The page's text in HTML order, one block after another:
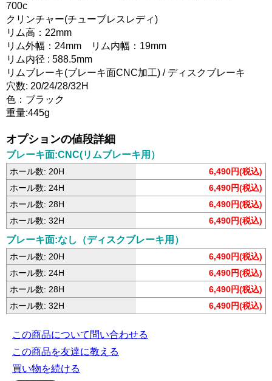
700c
クリンチャー(チューブレスレディ)
リム高：22mm
リム外幅：24mm リム内幅：19mm
リム内径 : 588.5mm
リムブレーキ(ブレーキ面CNC加工) / ディスクブレーキ
穴数: 20/24/28/32H
色：ブラック
重量:445g
オプションの値段詳細
ブレーキ面:CNC(リムブレーキ用）
ホール数: 20H
6,490円(税込)
ホール数: 24H
6,490円(税込)
ホール数: 28H
6,490円(税込)
ホール数: 32H
6,490円(税込)
ブレーキ面:なし（ディスクブレーキ用）
ホール数: 20H
6,490円(税込)
ホール数: 24H
6,490円(税込)
ホール数: 28H
6,490円(税込)
ホール数: 32H
6,490円(税込)
この商品について問い合わせる
この商品を友達に教える
買い物を続ける